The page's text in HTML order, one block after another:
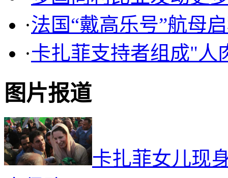
·法国“戴高乐号”航母
·卡扎菲支持者组成"人
图片报道
卡扎菲女儿现